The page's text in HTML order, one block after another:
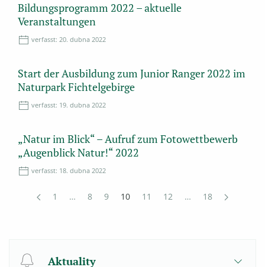
Bildungsprogramm 2022 – aktuelle
Veranstaltungen
verfasst: 20. dubna 2022
Start der Ausbildung zum Junior Ranger 2022 im
Naturpark Fichtelgebirge
verfasst: 19. dubna 2022
„Natur im Blick“ – Aufruf zum Fotowettbewerb
„Augenblick Natur!“ 2022
verfasst: 18. dubna 2022
1 … 8 9 10 11 12 … 18
Aktuality